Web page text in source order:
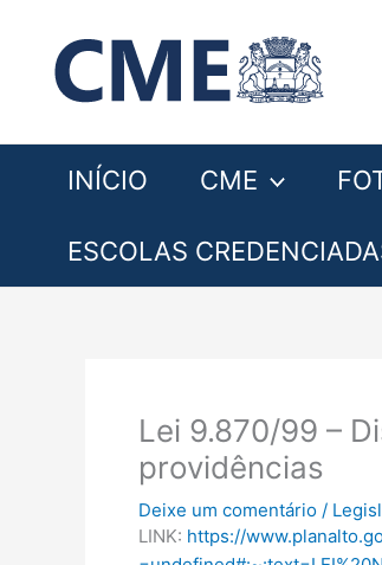
conteúdo
INÍCIO CME
ESCOLAS
Lei 9.870/99 –
providências
Deixe um comentário /
LINK: https://